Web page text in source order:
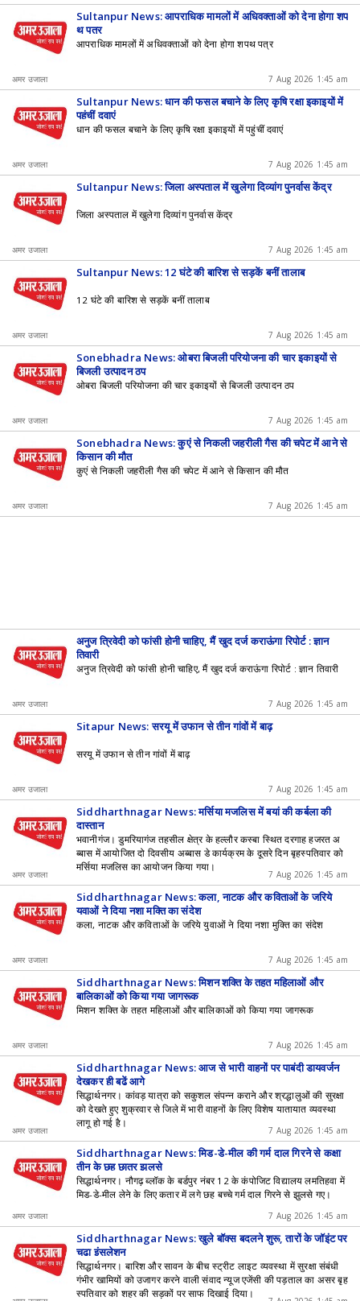
Sultanpur News: आपराधिक मामलों में अधिवक्ताओं को देना होगा शप
थ पत्र
आपराधिक मामलों में अधिवक्ताओं को देना होगा शपथ पत्र
अमर उजाला 7 Aug 2026 1:45 am
Sultanpur News: धान की फसल बचाने के लिए कृषि रक्षा इकाइयों में
पहुंचीं दवाएं
धान की फसल बचाने के लिए कृषि रक्षा इकाइयों में पहुंचीं दवाएं
अमर उजाला 7 Aug 2026 1:45 am
Sultanpur News: जिला अस्पताल में खुलेगा दिव्यांग पुनर्वास केंद्र
जिला अस्पताल में खुलेगा दिव्यांग पुनर्वास केंद्र
अमर उजाला 7 Aug 2026 1:45 am
Sultanpur News: 12 घंटे की बारिश से सड़कें बनीं तालाब
12 घंटे की बारिश से सड़कें बनीं तालाब
अमर उजाला 7 Aug 2026 1:45 am
Sonebhadra News: ओबरा बिजली परियोजना की चार इकाइयों से
बिजली उत्पादन ठप
ओबरा बिजली परियोजना की चार इकाइयों से बिजली उत्पादन ठप
अमर उजाला 7 Aug 2026 1:45 am
Sonebhadra News: कुएं से निकली जहरीली गैस की चपेट में आने से
किसान की मौत
कुएं से निकली जहरीली गैस की चपेट में आने से किसान की मौत
अमर उजाला 7 Aug 2026 1:45 am
अनुज त्रिवेदी को फांसी होनी चाहिए, मैं खुद दर्ज कराऊंगा रिपोर्ट : ज्ञान
तिवारी
अनुज त्रिवेदी को फांसी होनी चाहिए, मैं खुद दर्ज कराऊंगा रिपोर्ट : ज्ञान तिवारी
अमर उजाला 7 Aug 2026 1:45 am
Sitapur News: सरयू में उफान से तीन गांवों में बाढ़
सरयू में उफान से तीन गांवों में बाढ़
अमर उजाला 7 Aug 2026 1:45 am
Siddharthnagar News: मर्सिया मजलिस में बयां की कर्बला की
दास्तान
भवानीगंज। डुमरियागंज तहसील क्षेत्र के हल्लौर कस्बा स्थित दरगाह हजरत अ
ब्बास में आयोजित दो दिवसीय अब्बास डे कार्यक्रम के दूसरे दिन बृहस्पतिवार को
मर्सिया मजलिस का आयोजन किया गया।
अमर उजाला 7 Aug 2026 1:45 am
Siddharthnagar News: कला, नाटक और कविताओं के जरिये
युवाओं ने दिया नशा मुक्ति का संदेश
कला, नाटक और कविताओं के जरिये युवाओं ने दिया नशा मुक्ति का संदेश
अमर उजाला 7 Aug 2026 1:45 am
Siddharthnagar News: मिशन शक्ति के तहत महिलाओं और
बालिकाओं को किया गया जागरूक
मिशन शक्ति के तहत महिलाओं और बालिकाओं को किया गया जागरूक
अमर उजाला 7 Aug 2026 1:45 am
Siddharthnagar News: आज से भारी वाहनों पर पाबंदी डायवर्जन
देखकर ही बढ़ें आगे
सिद्धार्थनगर। कांवड़ यात्रा को सकुशल संपन्न कराने और श्रद्धालुओं की सुरक्षा
को देखते हुए शुक्रवार से जिले में भारी वाहनों के लिए विशेष यातायात व्यवस्था
लागू हो गई है।
अमर उजाला 7 Aug 2026 1:45 am
Siddharthnagar News: मिड-डे-मील की गर्म दाल गिरने से कक्षा
तीन के छह छात्र झुलसे
सिद्धार्थनगर। नौगढ़ ब्लॉक के बर्डपुर नंबर 12 के कंपोजिट विद्यालय लमतिहवा में
मिड-डे-मील लेने के लिए कतार में लगे छह बच्चे गर्म दाल गिरने से झुलसे गए।
अमर उजाला 7 Aug 2026 1:45 am
Siddharthnagar News: खुले बॉक्स बदलने शुरू, तारों के जॉइंट पर
चढ़ा इंसुलेशन
सिद्धार्थनगर। बारिश और सावन के बीच स्ट्रीट लाइट व्यवस्था में सुरक्षा संबंधी
गंभीर खामियों को उजागर करने वाली संवाद न्यूज एजेंसी की पड़ताल का असर बृह
स्पतिवार को शहर की सड़कों पर साफ दिखाई दिया।